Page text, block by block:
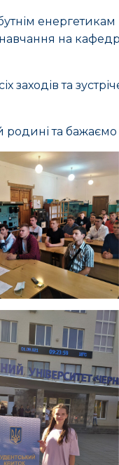
на
заходів та
та бажаємо